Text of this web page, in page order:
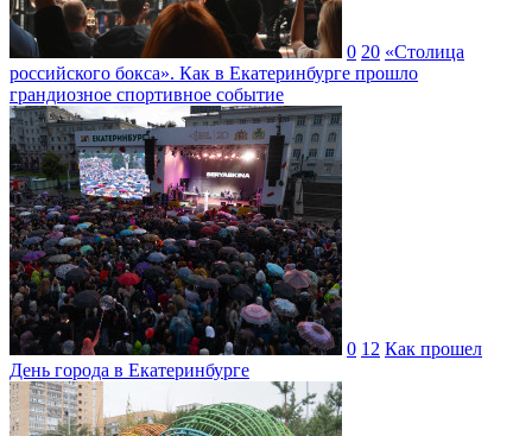
0 20 «Столица
российского бокса». Как в Екатеринбурге прошло
грандиозное спортивное событие
0 12 Как прошел
День города в Екатеринбурге